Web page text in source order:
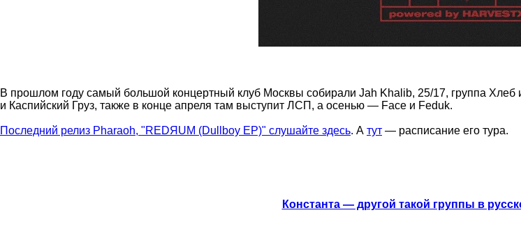
В прошлом году самый большой концертный клуб Москвы собирали Jah Khalib, 25/17, группа
и Каспийский Груз, также в конце апреля там выступит ЛСП, а осенью — Face и Feduk.
Последний релиз Pharaoh, "REDЯUM (Dullboy EP)" слушайте здесь. А тут — расписание его тура.
Константа — другой такой группы в